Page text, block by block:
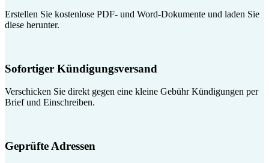
Erstellen Sie kostenlose PDF- und Word-Dokumente und laden Sie
diese herunter.
Sofortiger Kündigungsversand
Verschicken Sie direkt gegen eine kleine Gebühr Kündigungen per
Brief und Einschreiben.
Geprüfte Adressen